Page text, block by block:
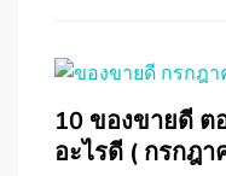
10 ของขายดี
อะไรดี ( กรกฎา